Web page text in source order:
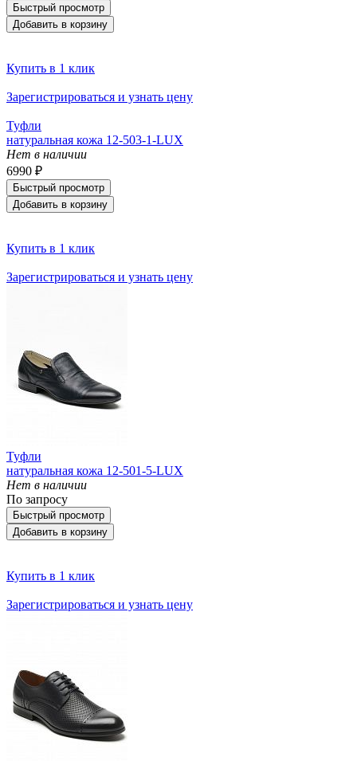
Быстрый просмотр
Добавить в корзину
Купить в 1 клик
Зарегистрироваться и узнать цену
Туфли
натуральная кожа 12-503-1-LUX
Нет в наличии
6990 ₽
Быстрый просмотр
Добавить в корзину
Купить в 1 клик
Зарегистрироваться и узнать цену
Туфли
натуральная кожа 12-501-5-LUX
Нет в наличии
По запросу
Быстрый просмотр
Добавить в корзину
Купить в 1 клик
Зарегистрироваться и узнать цену